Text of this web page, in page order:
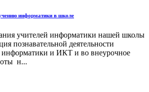
информатики в школе
учителей информатики нашей школы
познавательной деятельности
информатики и ИКТ и во внеурочное
н...